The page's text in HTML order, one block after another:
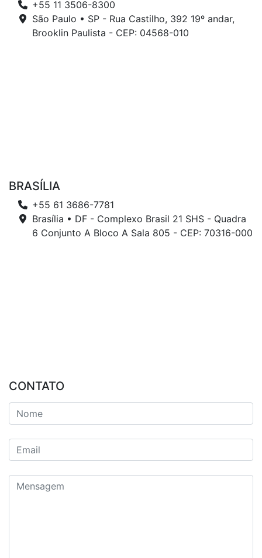
+55 11 3506-8300
São Paulo • SP - Rua Castilho, 392 19º andar,
Brooklin Paulista - CEP: 04568-010
BRASÍLIA
+55 61 3686-7781
Brasília • DF - Complexo Brasil 21 SHS - Quadra
6 Conjunto A Bloco A Sala 805 - CEP: 70316-000
CONTATO